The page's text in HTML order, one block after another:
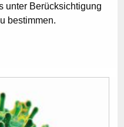
unter Berücksichtigung
bestimmen.